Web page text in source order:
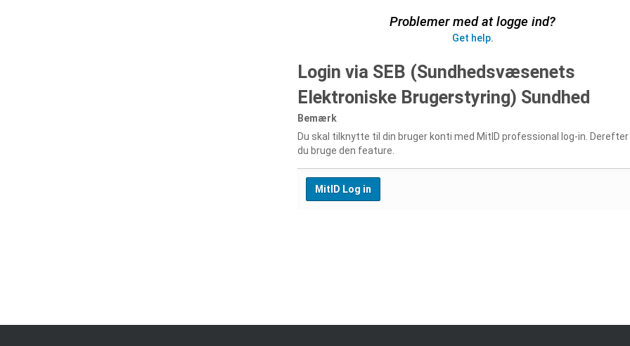
Problemer med at logge ind?
Get help.
Login via SEB (Sundhedsvæsenets
Elektroniske Brugerstyring) Sundhed
Bemærk
Du skal tilknytte til din bruger konti med MitID professional log-in. Derefter
du bruge den feature.
MitID Log in